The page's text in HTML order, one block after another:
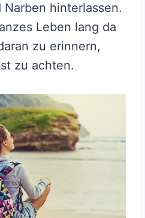
hinterlassen.
Leben lang da
zu erinnern,
zu achten.